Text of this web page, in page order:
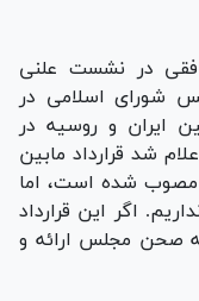
در نشست علنی
ماه) مجلس شورای اسلامی در
ایران و روسیه در
شد قرارداد مابین
مصوب شده است، اما
اگر این قرارداد
مطابق اصل ۷۷ باید به صحن مجلس ارائه و